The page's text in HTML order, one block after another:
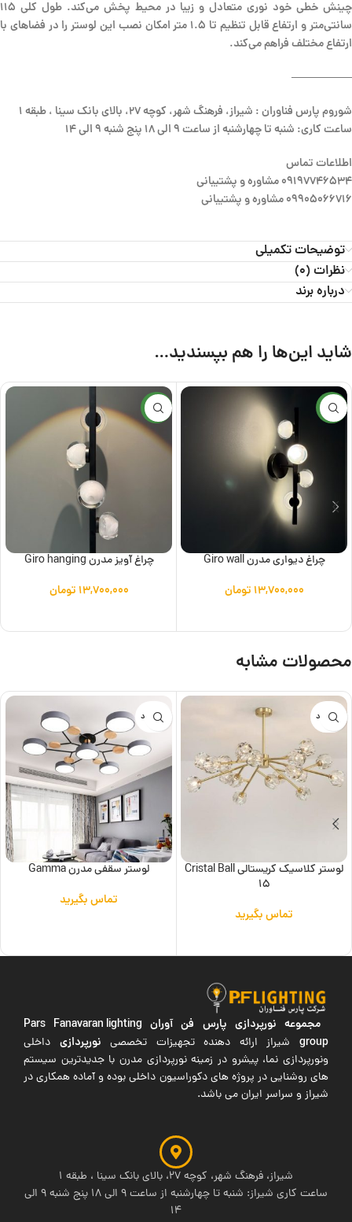
چینش خطی خود نوری متعادل و زیبا در محیط پخش می‌کند. طول کلی 115
سانتی‌متر و ارتفاع قابل تنظیم تا ۱.۵ متر امکان نصب این لوستر را در فضاهای با
ارتفاع مختلف فراهم می‌کند.
—————–
شوروم پارس فناوران : شیراز، فرهنگ شهر، کوچه 27، بالای بانک سینا ، طبقه 1
ساعت کاری: شنبه تا چهارشنبه از ساعت 9 الی 18 پنج شنبه 9 الی 14
اطلاعات تماس
09197746534 مشاوره و پشتیبانی
09905066716 مشاوره و پشتیبانی
توضیحات تکمیلی
نظرات (0)
درباره برند
شاید این‌ها را هم بپسندید…
جدید
چراغ دیواری مدرن Giro wall
۱۳,۷۰۰,۰۰۰ تومان
جدید
چراغ آویز مدرن Giro hanging
۱۳,۷۰۰,۰۰۰ تومان
محصولات مشابه
ناموجود
لوستر کلاسیک کریستالی Cristal Ball
15
تماس بگیرید
ناموجود
لوستر سقفی مدرن Gamma
تماس بگیرید
مجموعه نورپردازی پارس فن آوران Pars Fanavaran lighting
groupشیراز ارائه دهنده تجهیزات تخصصی نورپردازی داخلی
ونورپردازی نما، پیشرو در زمینه نورپردازی مدرن با جدیدترین سیستم
های روشنایی در پروژه های دکوراسیون داخلی بوده و آماده همکاری در
شیراز و سراسر ایران می باشد.
شیراز، فرهنگ شهر، کوچه 27، بالای بانک سینا ، طبقه 1
ساعت کاری شیراز: شنبه تا چهارشنبه از ساعت 9 الی 18 پنج شنبه 9 الی
14